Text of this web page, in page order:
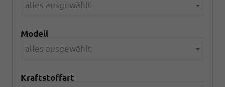
alles ausgewählt
Modell
alles ausgewählt
Kraftstoffart